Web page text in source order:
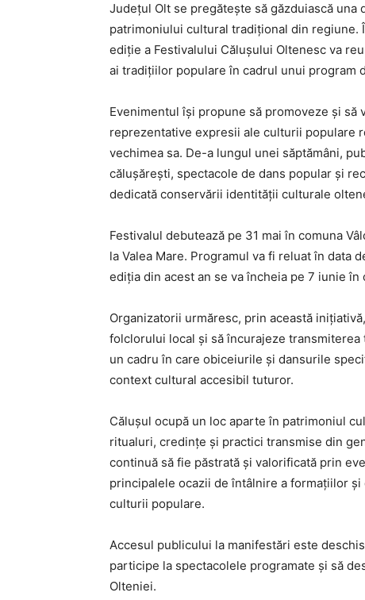
Județul Olt se pregătește să găzduiască
patrimoniului cultural tradițional din regiune.
ediție a Festivalului Călușului Oltenesc va
ai tradițiilor populare în cadrul unui program
Evenimentul își propune să promoveze și
reprezentative expresii ale culturii populare
vechimea sa. De-a lungul unei săptămâni,
călușărești, spectacole de dans popular și
dedicată conservării identității culturale
Festivalul debutează pe 31 mai în comuna
la Valea Mare. Programul va fi reluat în data
ediția din acest an se va încheia pe 7 iunie în
Organizatorii urmăresc, prin această
folclorului local și să încurajeze
un cadru în care obiceiurile și dansurile
context cultural accesibil tuturor.
Călușul ocupă un loc aparte în patrimoniul
ritualuri, credințe și practici transmise din
continuă să fie păstrată și valorificată prin
principalele ocazii de întâlnire a formațiilor
culturii populare.
Accesul publicului la manifestări este
participe la spectacolele programate și să
Olteniei.